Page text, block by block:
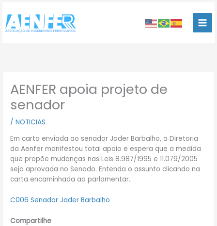
para
conteúdo
AENFER apoia projeto de
senador
/NOTICIAS
Em carta enviada ao senador Jader Barbalho, a Diretoria
da Aenfer manifestou total apoio e espera que a medida
que propõe mudanças nas Leis 8.987/1995 e 11.079/2005
seja aprovada no Senado. Entenda o assunto clicando na
carta encaminhada ao parlamentar.
C006 Senador Jader Barbalho
Compartilhe